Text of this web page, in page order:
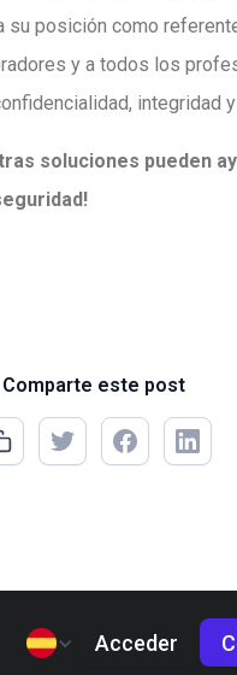
su posición como
y a todos los
integridad
soluciones pueden
Comparte este post
Acceder